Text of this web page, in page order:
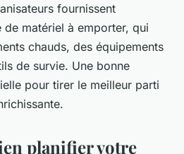
fournissent
de matériel à emporter, qui
chauds, des équipements
de survie. Une bonne
pour tirer le meilleur parti
planifier votre